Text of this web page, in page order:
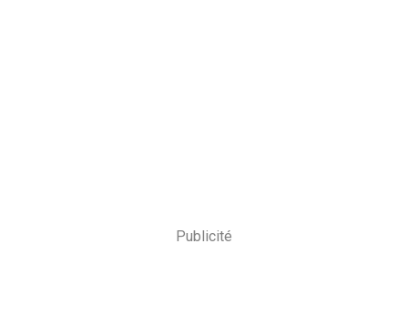
Publicité